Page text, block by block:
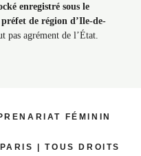
enregistré sous le
de région d’Ile-de-
pas agrément de l’État.
FÉMININ
| TOUS DROITS